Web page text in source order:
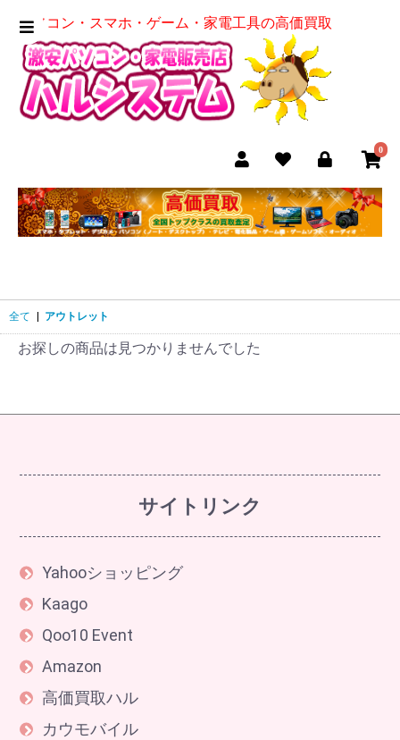
パソコン・スマホ・ゲーム・家電工具の高価買取
0
全て | アウトレット
お探しの商品は見つかりませんでした
サイトリンク
Yahooショッピング
Kaago
Qoo10 Event
Amazon
高価買取ハル
カウモバイル